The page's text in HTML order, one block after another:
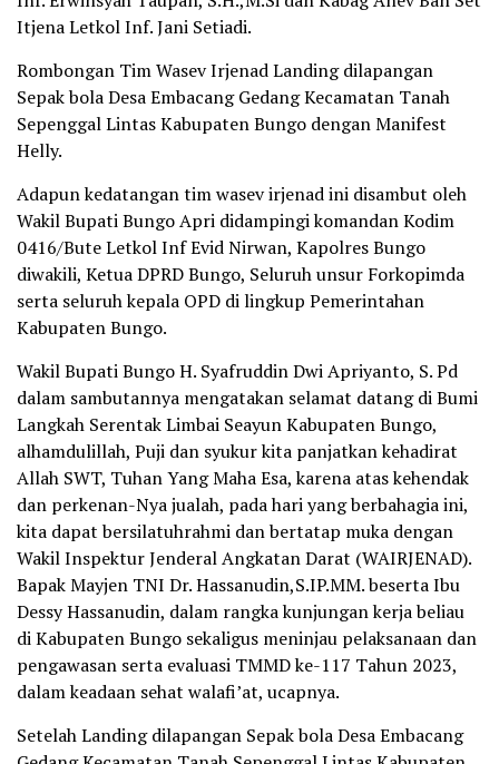
Itjena Letkol Inf. Jani Setiadi.
Rombongan Tim Wasev Irjenad Landing dilapangan
Sepak bola Desa Embacang Gedang Kecamatan Tanah
Sepenggal Lintas Kabupaten Bungo dengan Manifest
Helly.
Adapun kedatangan tim wasev irjenad ini disambut oleh
Wakil Bupati Bungo Apri didampingi komandan Kodim
0416/Bute Letkol Inf Evid Nirwan, Kapolres Bungo
diwakili, Ketua DPRD Bungo, Seluruh unsur Forkopimda
serta seluruh kepala OPD di lingkup Pemerintahan
Kabupaten Bungo.
Wakil Bupati Bungo H. Syafruddin Dwi Apriyanto, S. Pd
dalam sambutannya mengatakan selamat datang di Bumi
Langkah Serentak Limbai Seayun Kabupaten Bungo,
alhamdulillah, Puji dan syukur kita panjatkan kehadirat
Allah SWT, Tuhan Yang Maha Esa, karena atas kehendak
dan perkenan-Nya jualah, pada hari yang berbahagia ini,
kita dapat bersilatuhrahmi dan bertatap muka dengan
Wakil Inspektur Jenderal Angkatan Darat (WAIRJENAD).
Bapak Mayjen TNI Dr. Hassanudin,S.IP.MM. beserta Ibu
Dessy Hassanudin, dalam rangka kunjungan kerja beliau
di Kabupaten Bungo sekaligus meninjau pelaksanaan dan
pengawasan serta evaluasi TMMD ke-117 Tahun 2023,
dalam keadaan sehat walafi’at, ucapnya.
Setelah Landing dilapangan Sepak bola Desa Embacang